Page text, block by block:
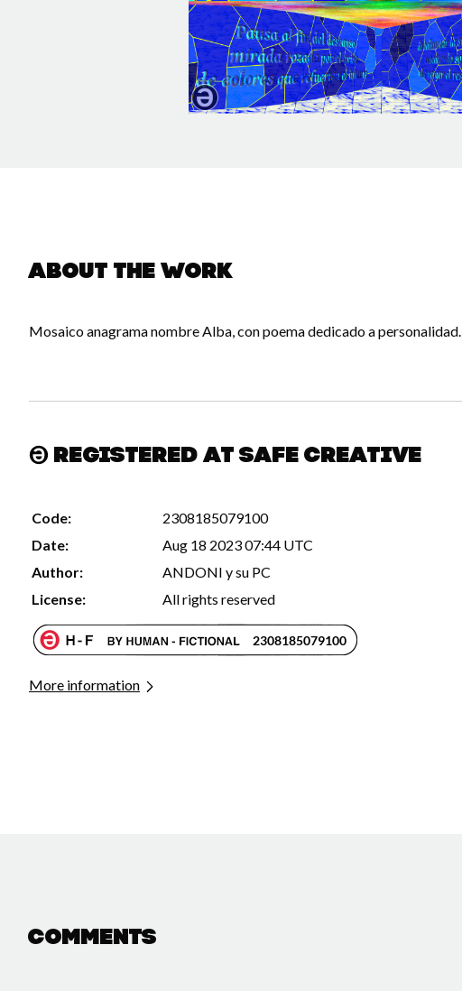
About the work
Mosaico anagrama nombre Alba, con poema dedicado a personalidad.
Registered at Safe Creative
Code:
2308185079100
Date:
Aug 18 2023 07:44 UTC
Author:
ANDONI y su PC
License:
All rights reserved
More information
Comments